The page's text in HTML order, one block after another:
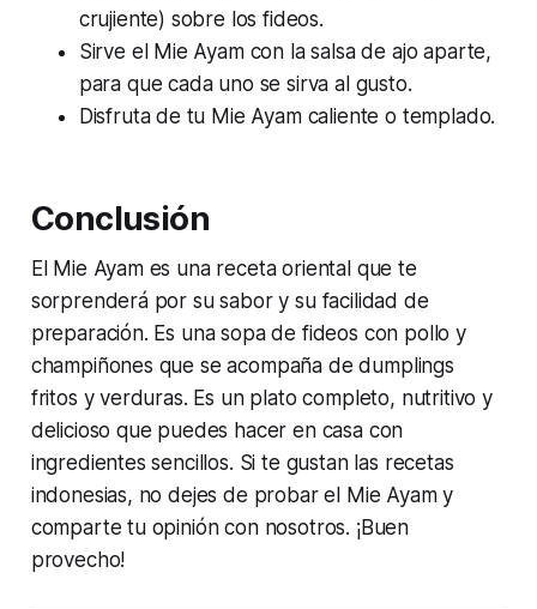
crujiente) sobre los fideos.
Sirve el Mie Ayam con la salsa de ajo aparte,
para que cada uno se sirva al gusto.
Disfruta de tu Mie Ayam caliente o templado.
Conclusión
El Mie Ayam es una receta oriental que te
sorprenderá por su sabor y su facilidad de
preparación. Es una sopa de fideos con pollo y
champiñones que se acompaña de dumplings
fritos y verduras. Es un plato completo, nutritivo y
delicioso que puedes hacer en casa con
ingredientes sencillos. Si te gustan las recetas
indonesias, no dejes de probar el Mie Ayam y
comparte tu opinión con nosotros. ¡Buen
provecho!